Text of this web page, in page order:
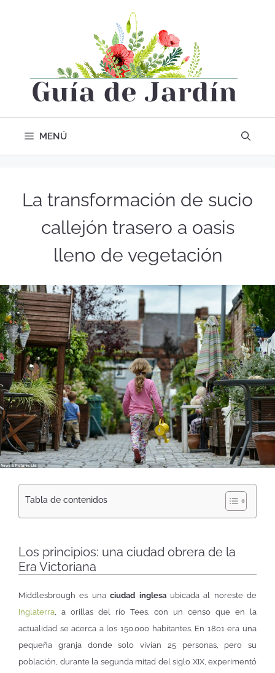
MENÚ
La transformación de sucio
callejón trasero a oasis
lleno de vegetación
Tabla de contenidos
Los principios: una ciudad obrera de la
Era Victoriana
Middlesbrough es unaciudad inglesaubicada al noreste de
Inglaterra, a orillas del río Tees, con un censo que en la
actualidad se acerca a los 150.000 habitantes. En 1801 era una
pequeña granja donde solo vivían 25 personas, pero su
población, durante la segunda mitad del siglo XIX, experimentó